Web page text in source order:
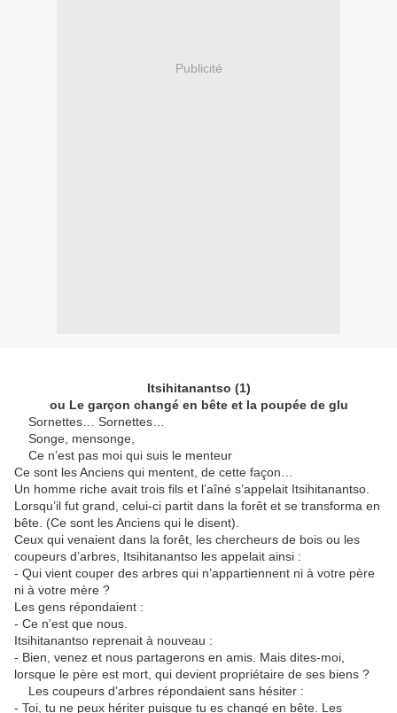
Publicité
Itsihitanantso (1)
ou Le garçon changé en bête et la poupée de glu
Sornettes… Sornettes…
Songe, mensonge,
Ce n’est pas moi qui suis le menteur
Ce sont les Anciens qui mentent, de cette façon…
Un homme riche avait trois fils et l’aîné s’appelait Itsihitanantso.
Lorsqu’il fut grand, celui-ci partit dans la forêt et se transforma en
bête. (Ce sont les Anciens qui le disent).
Ceux qui venaient dans la forêt, les chercheurs de bois ou les
coupeurs d’arbres, Itsihitanantso les appelait ainsi :
- Qui vient couper des arbres qui n’appartiennent ni à votre père
ni à votre mère ?
Les gens répondaient :
- Ce n’est que nous.
Itsihitanantso reprenait à nouveau :
- Bien, venez et nous partagerons en amis. Mais dites-moi,
lorsque le père est mort, qui devient propriétaire de ses biens ?
Les coupeurs d’arbres répondaient sans hésiter :
- Toi, tu ne peux hériter puisque tu es changé en bête. Les